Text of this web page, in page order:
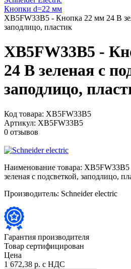
Кнопки d=22 мм
XB5FW33B5 - Кнопка 22 мм 24 В
заподлицо, пластик
XB5FW33B5 -
24 В зеленая с
заподлицо,
Код товара: XB5FW33B5
Артикул: XB5FW33B5
0 отзывов
Наименование товара:
зеленая с подсветкой, заподлицо,
Производитель: Schneider electric
Гарантия производителя
Товар сертифицирован
Цена
1 672,38 р. с НДС